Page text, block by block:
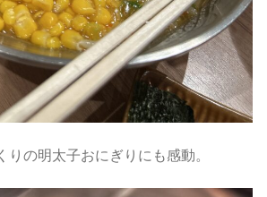
りの明太子おにぎりにも感動。